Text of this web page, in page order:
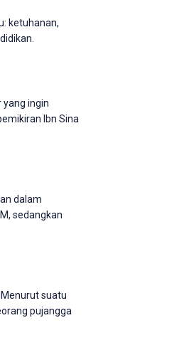
ketuhanan,
yang ingin
Ibn Sina
dalam
sedangkan
suatu
pujangga